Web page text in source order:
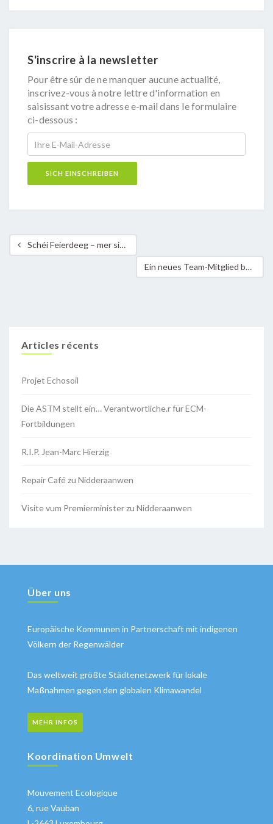
S'inscrire à la newsletter
Pour être sûr de ne manquer aucune actualité,
inscrivez-vous à notre lettre d'information en
saisissant votre adresse e-mail dans le formulaire
ci-dessous :
Schéi Feierdeeg – mer sinn den 2. Januar nees do!
Ein neues Team-Mitglied bei der ASTM
Articles récents
Projet Echosoil
Die ASTM stellt ein… Verantwortliche.r für ECM-
Fortbildungen
R.I.P. Jean-Marc Hierzig
Repair Café zu Nidderaanwen
Visite vum Premierminister zu Nidderaanwen
Über uns
Europäische Kommunen in Partnerschaft mit indigenen
Völkern der Regenwälder
Das weltweit größte Städtenetzwerk für lokale
Maßnahmen gegen den globalen Klimawandel
MEHR INFOS
Koordination Umwelt
Mouvement Ecologique
6, rue Vauban